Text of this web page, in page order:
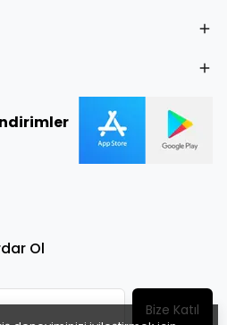
Ol
Bize Katıl